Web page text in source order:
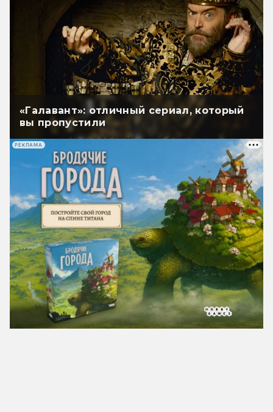
«Галавант»: отличный сериал, который
вы пропустили
РЕКЛАМА